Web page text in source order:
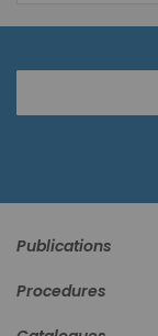
Ενημερωτικό
Publications
Procedures